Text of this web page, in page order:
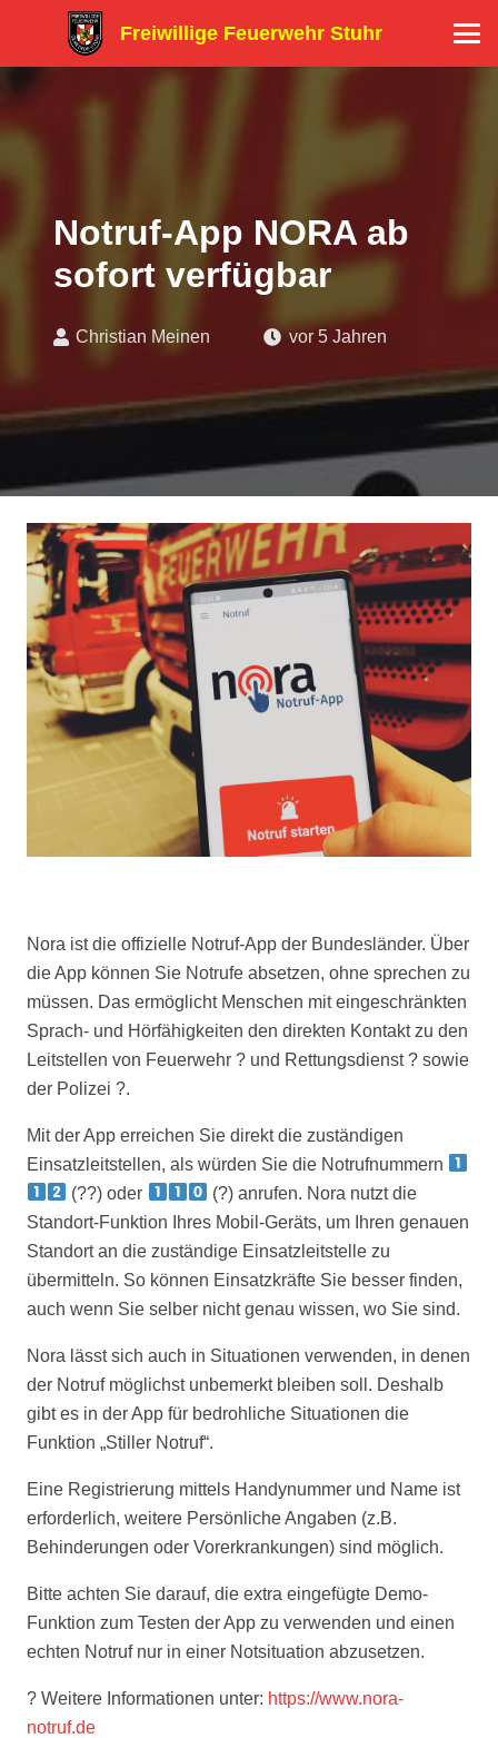
Freiwillige Feuerwehr Stuhr
Notruf-App NORA ab
sofort verfügbar
Christian Meinen vor 5 Jahren
Nora ist die offizielle Notruf-App der Bundesländer. Über
die App können Sie Notrufe absetzen, ohne sprechen zu
müssen. Das ermöglicht Menschen mit eingeschränkten
Sprach- und Hörfähigkeiten den direkten Kontakt zu den
Leitstellen von Feuerwehr ? und Rettungsdienst ? sowie
der Polizei ?.
Mit der App erreichen Sie direkt die zuständigen
Einsatzleitstellen, als würden Sie die Notrufnummern
(??) oder
(?) anrufen. Nora nutzt die
Standort-Funktion Ihres Mobil-Geräts, um Ihren genauen
Standort an die zuständige Einsatzleitstelle zu
übermitteln. So können Einsatzkräfte Sie besser finden,
auch wenn Sie selber nicht genau wissen, wo Sie sind.
Nora lässt sich auch in Situationen verwenden, in denen
der Notruf möglichst unbemerkt bleiben soll. Deshalb
gibt es in der App für bedrohliche Situationen die
Funktion „Stiller Notruf“.
Eine Registrierung mittels Handynummer und Name ist
erforderlich, weitere Persönliche Angaben (z.B.
Behinderungen oder Vorerkrankungen) sind möglich.
Bitte achten Sie darauf, die extra eingefügte Demo-
Funktion zum Testen der App zu verwenden und einen
echten Notruf nur in einer Notsituation abzusetzen.
? Weitere Informationen unter: https://www.nora-
notruf.de